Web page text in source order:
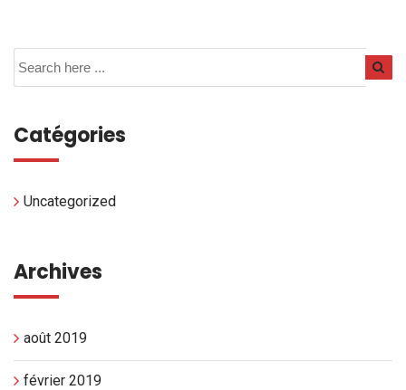
Catégories
Uncategorized
Archives
août 2019
février 2019